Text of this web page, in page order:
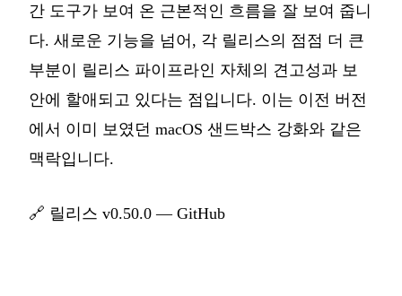
간 도구가 보여 온 근본적인 흐름을 잘 보여 줍니
다. 새로운 기능을 넘어, 각 릴리스의 점점 더 큰
부분이 릴리스 파이프라인 자체의 견고성과 보
안에 할애되고 있다는 점입니다. 이는 이전 버전
에서 이미 보였던 macOS 샌드박스 강화와 같은
맥락입니다.
🔗 릴리스 v0.50.0 — GitHub